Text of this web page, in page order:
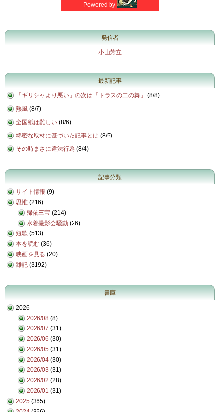
発信者
小山芳立
最新記事
「ギリシャより悪い」の次は「トラスの二の舞」 (8/8)
熱風 (8/7)
全国紙は難しい (8/6)
綿密な取材に基づいた記事とは (8/5)
その時まさに違法行為 (8/4)
記事分類
サイト情報 (9)
思惟 (216)
帰依三宝 (214)
水着撮影会騒動 (26)
短歌 (513)
本を読む (36)
映画を見る (20)
雑記 (3192)
書庫
2026
2026/08 (8)
2026/07 (31)
2026/06 (30)
2026/05 (31)
2026/04 (30)
2026/03 (31)
2026/02 (28)
2026/01 (31)
2025 (365)